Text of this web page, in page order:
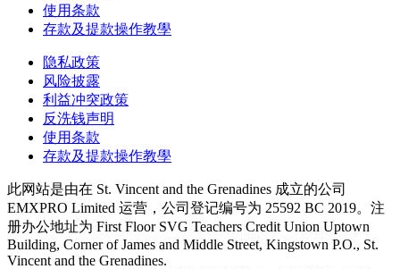
使用条款
存款及提款操作教學
隐私政策
风险披露
利益冲突政策
反洗钱声明
使用条款
存款及提款操作教學
此网站是由在 St. Vincent and the Grenadines 成立的公司
EMXPRO Limited 运营，公司登记编号为 25592 BC 2019。注
册办公地址为 First Floor SVG Teachers Credit Union Uptown
Building, Corner of James and Middle Street, Kingstown P.O., St.
Vincent and the Grenadines.